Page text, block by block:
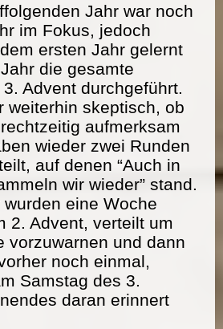
Jahr war noch
im Fokus, jedoch
ersten Jahr gelernt
die gesamte
Advent durchgeführt.
weiterhin skeptisch, ob
aufmerksam
wieder zwei Runden
auf denen “Auch in
wir wieder” stand.
eine Woche
2. Advent, verteilt um
vorzuwarnen und dann
noch einmal,
Samstag des 3.
daran erinnert